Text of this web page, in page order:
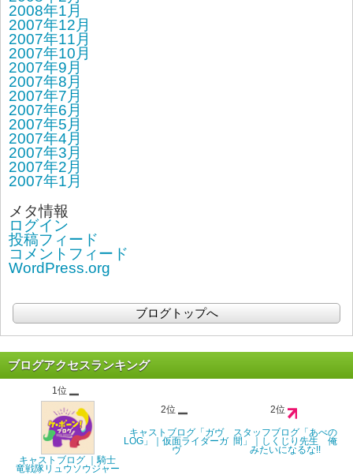
2008年1月
2007年12月
2007年11月
2007年10月
2007年9月
2007年8月
2007年7月
2007年6月
2007年5月
2007年4月
2007年3月
2007年2月
2007年1月
メタ情報
ログイン
投稿フィード
コメントフィード
WordPress.org
ブログトップへ
ブログアクセスランキング
1位
キャストブログ ｜騎士
竜戦隊リュウソウジャー
2位
キャストブログ「ガヴ
LOG」｜仮面ライダーガ
ヴ
2位
スタッフブログ「あべの
間」｜しくじり先生 俺
みたいになるな!!